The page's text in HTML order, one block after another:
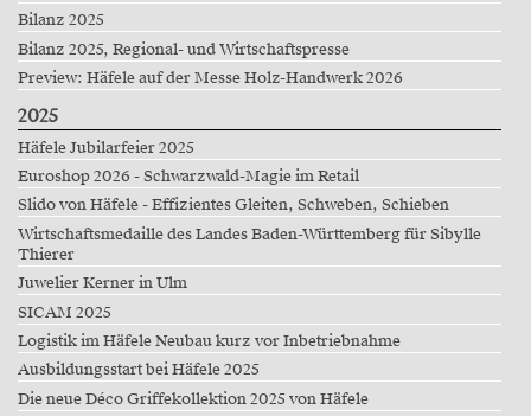
Bilanz 2025
Bilanz 2025, Regional- und Wirtschaftspresse
Preview: Häfele auf der Messe Holz-Handwerk 2026
2025
Häfele Jubilarfeier 2025
Euroshop 2026 - Schwarzwald-Magie im Retail
Slido von Häfele - Effizientes Gleiten, Schweben, Schieben
Wirtschaftsmedaille des Landes Baden-Württemberg für Sibylle
Thierer
Juwelier Kerner in Ulm
SICAM 2025
Logistik im Häfele Neubau kurz vor Inbetriebnahme
Ausbildungsstart bei Häfele 2025
Die neue Déco Griffekollektion 2025 von Häfele